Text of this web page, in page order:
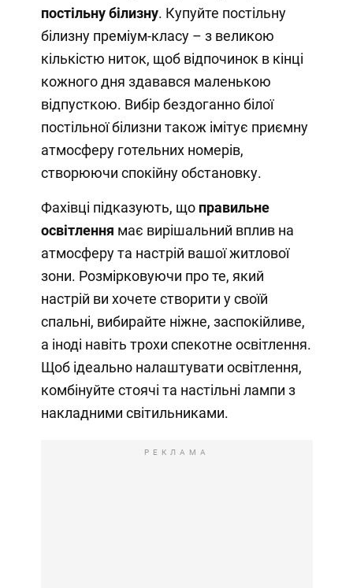
постільну білизну. Купуйте постільну
білизну преміум-класу – з великою
кількістю ниток, щоб відпочинок в кінці
кожного дня здавався маленькою
відпусткою. Вибір бездоганно білої
постільної білизни також імітує приємну
атмосферу готельних номерів,
створюючи спокійну обстановку.
Фахівці підказують, що правильне
освітлення має вирішальний вплив на
атмосферу та настрій вашої житлової
зони. Розмірковуючи про те, який
настрій ви хочете створити у своїй
спальні, вибирайте ніжне, заспокійливе,
а іноді навіть трохи спекотне освітлення.
Щоб ідеально налаштувати освітлення,
комбінуйте стоячі та настільні лампи з
накладними світильниками.
РЕКЛАМА